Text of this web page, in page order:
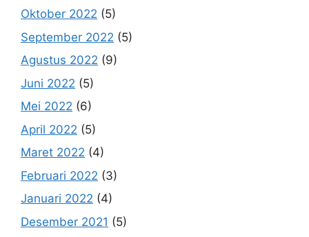
Oktober 2022 (5)
September 2022 (5)
Agustus 2022 (9)
Juni 2022 (5)
Mei 2022 (6)
April 2022 (5)
Maret 2022 (4)
Februari 2022 (3)
Januari 2022 (4)
Desember 2021 (5)